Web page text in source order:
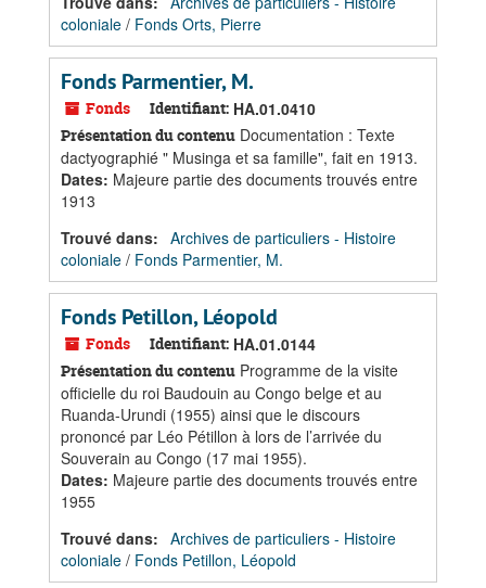
coloniale / Fonds Orts, Pierre
Fonds Parmentier, M.
Fonds Identifiant: HA.01.0410
Présentation du contenu Documentation : Texte
dactyographié " Musinga et sa famille", fait en 1913.
Dates: Majeure partie des documents trouvés entre
1913
Trouvé dans: Archives de particuliers - Histoire
coloniale / Fonds Parmentier, M.
Fonds Petillon, Léopold
Fonds Identifiant: HA.01.0144
Présentation du contenu Programme de la visite
officielle du roi Baudouin au Congo belge et au
Ruanda-Urundi (1955) ainsi que le discours
prononcé par Léo Pétillon à lors de l’arrivée du
Souverain au Congo (17 mai 1955).
Dates: Majeure partie des documents trouvés entre
1955
Trouvé dans: Archives de particuliers - Histoire
coloniale / Fonds Petillon, Léopold